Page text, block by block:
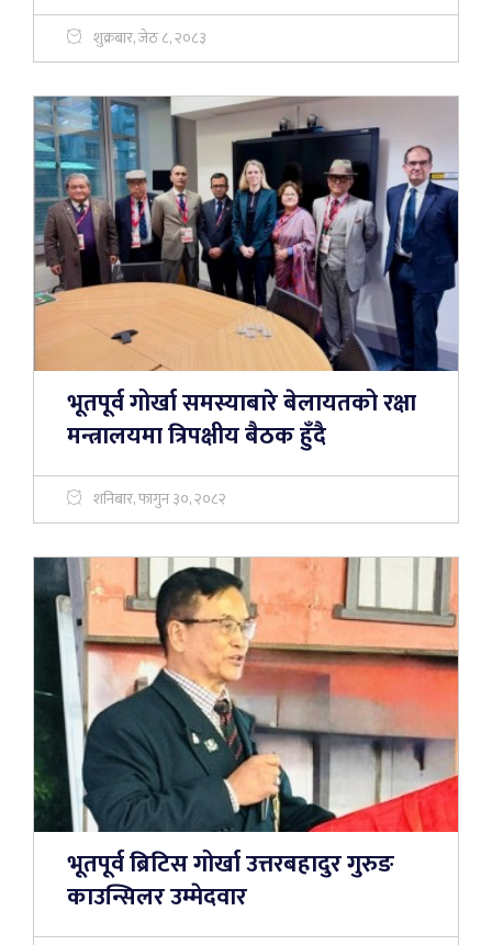
शुक्रबार, जेठ ८, २०८३
भूतपूर्व गोर्खा समस्याबारे बेलायतको रक्षा
मन्त्रालयमा त्रिपक्षीय बैठक हुँदै
शनिबार, फागुन ३०, २०८२
भूतपूर्व ब्रिटिस गोर्खा उत्तरबहादुर गुरुङ
काउन्सिलर उम्मेदवार